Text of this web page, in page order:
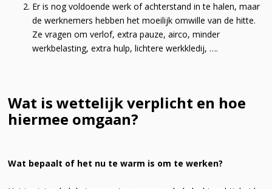
Er is nog voldoende werk of achterstand in te halen, maar
de werknemers hebben het moeilijk omwille van de hitte.
Ze vragen om verlof, extra pauze, airco, minder
werkbelasting, extra hulp, lichtere werkkledij, ….
Wat is wettelijk verplicht en hoe
hiermee omgaan?
Wat bepaalt of het nu te warm is om te werken?